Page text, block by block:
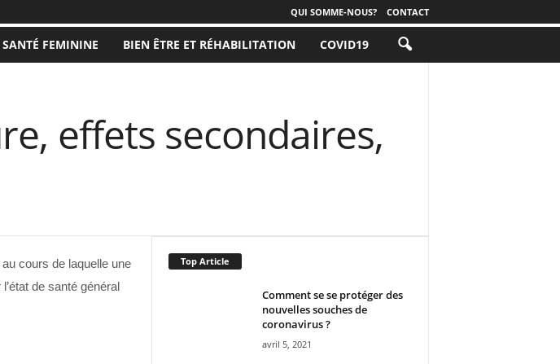
QUI SOMME-NOUS? CONTACT
SANTÉ FEMININE BIEN ÊTRE ET RÉHABILITATION COVID19
effets secondaires,
cours de laquelle une
de santé général
Top Article
Comment se se protéger des
nouvelles souches de
coronavirus ?
avril 5, 2021